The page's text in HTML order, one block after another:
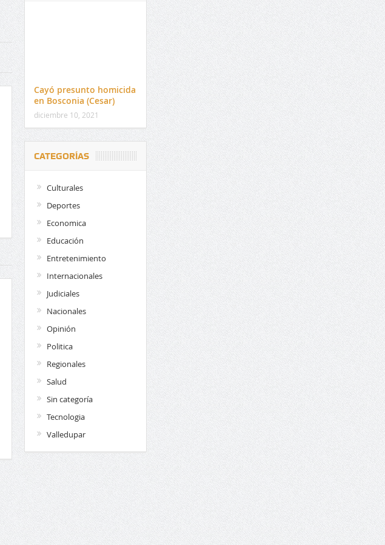
Cayó presunto homicida
en Bosconia (Cesar)
diciembre 10, 2021
CATEGORÍAS
Culturales
Deportes
Economica
Educación
Entretenimiento
Internacionales
Judiciales
Nacionales
Opinión
Politica
Regionales
Salud
Sin categoría
Tecnologia
Valledupar